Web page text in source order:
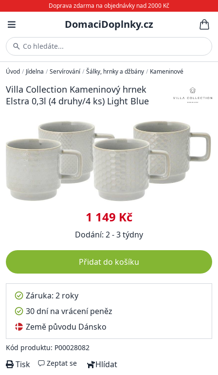
Doprava zdarma na objednávky nad 2000 Kč
DomaciDoplnky.cz
Co hledáte...
Úvod / Jídelna / Servírování / Šálky, hrnky a džbány / Kameninové
Villa Collection Kameninový hrnek
Elstra 0,3l (4 druhy/4 ks) Light Blue
1 149 Kč
Dodání: 2 - 3 týdny
Přidat do košíku
Záruka: 2 roky
30 dní na vrácení peněz
Země původu Dánsko
Kód produktu: P00028082
Tisk Zeptat se Hlídat